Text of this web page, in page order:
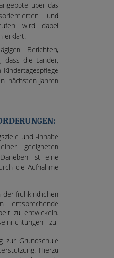
über das
und
wird dabei
erklärt.
Berichten,
dass die Länder,
Kindertagespflege
nächsten Jahren
und -inhalte
geeigneten
ist eine
die Aufnahme
der frühkindlichen
entsprechende
zu entwickeln.
zur
zur Grundschule
Hierzu